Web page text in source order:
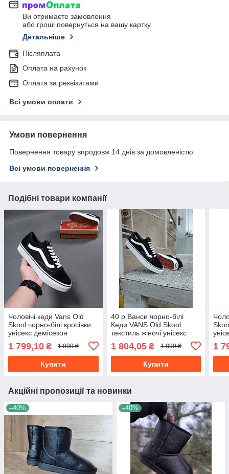
Ви отримаєте замовлення
або гроші повернуться на вашу картку
Детальніше
Післяплата
Оплата на рахунок
Оплата за реквізитами
Всі умови оплати
Умови повернення
Повернення товару впродовж 14 днів за домовленістю
Всі умови повернення
Подібні товари компанії
Чоловічі кеди Vans Old
Skool чорно-білі кросівки
унісекс демісезон
1 799,10 ₴ 1 999 ₴
Купити
40 р Ванси чорно-білі
Кеди VANS Old Skool
текстиль жіночі унісекс
1 804,05₴ 1 899 ₴
Купити
1
Акційні пропозиції та новинки
–40% –40%